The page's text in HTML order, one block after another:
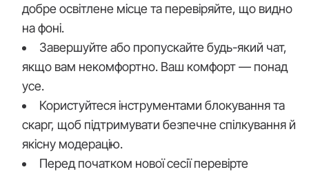
добре освітлене місце та перевіряйте, що видно
на фоні.
Завершуйте або пропускайте будь-який чат,
якщо вам некомфортно. Ваш комфорт — понад
усе.
Користуйтеся інструментами блокування та
скарг, щоб підтримувати безпечне спілкування й
якісну модерацію.
Перед початком нової сесії перевірте